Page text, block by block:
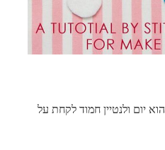
זוהי גרסה מתוק של tic-tac-toe הוא יום ולנטיין חמוד לקחת על